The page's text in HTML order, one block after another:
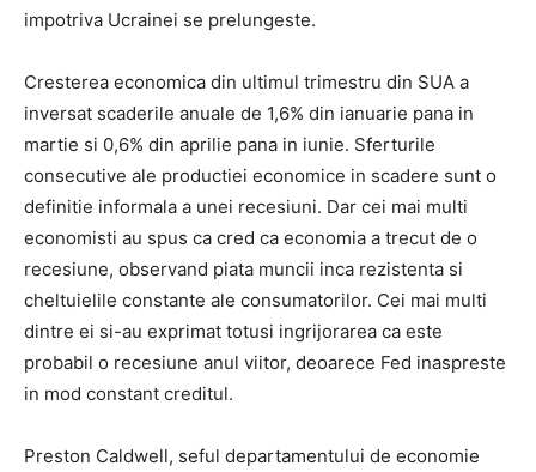
impotriva Ucrainei se prelungeste.
Cresterea economica din ultimul trimestru din SUA a
inversat scaderile anuale de 1,6% din ianuarie pana in
martie si 0,6% din aprilie pana in iunie. Sferturile
consecutive ale productiei economice in scadere sunt o
definitie informala a unei recesiuni. Dar cei mai multi
economisti au spus ca cred ca economia a trecut de o
recesiune, observand piata muncii inca rezistenta si
cheltuielile constante ale consumatorilor. Cei mai multi
dintre ei si-au exprimat totusi ingrijorarea ca este
probabil o recesiune anul viitor, deoarece Fed inaspreste
in mod constant creditul.
Preston Caldwell, seful departamentului de economie